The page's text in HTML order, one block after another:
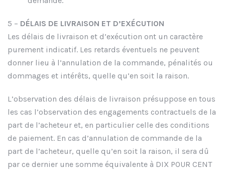
5 – DÉLAIS DE LIVRAISON ET D’EXÉCUTION
Les délais de livraison et d’exécution ont un caractère
purement indicatif. Les retards éventuels ne peuvent
donner lieu à l’annulation de la commande, pénalités ou
dommages et intérêts, quelle qu’en soit la raison.
L’observation des délais de livraison présuppose en tous
les cas l’observation des engagements contractuels de la
part de l’acheteur et, en particulier celle des conditions
de paiement. En cas d’annulation de commande de la
part de l’acheteur, quelle qu’en soit la raison, il sera dû
par ce dernier une somme équivalente à DIX POUR CENT